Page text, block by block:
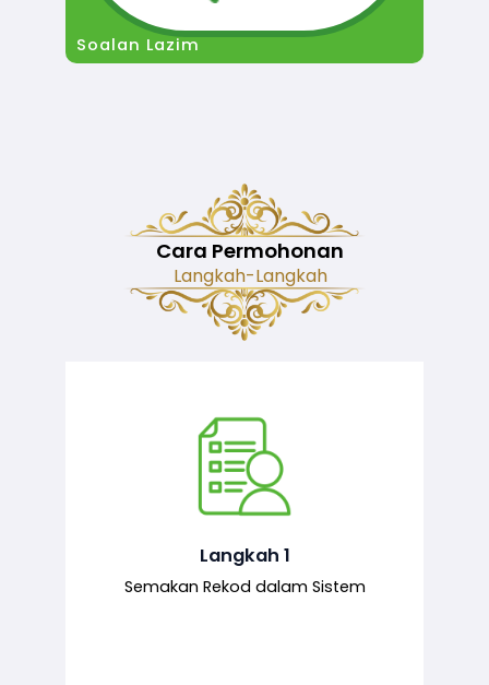
Soalan Lazim
Cara Permohonan
Langkah-Langkah
Langkah 1
Semakan Rekod dalam Sistem
Semakan ke atas sejarah permohonan
yang pernah dibuat oleh pemohon,